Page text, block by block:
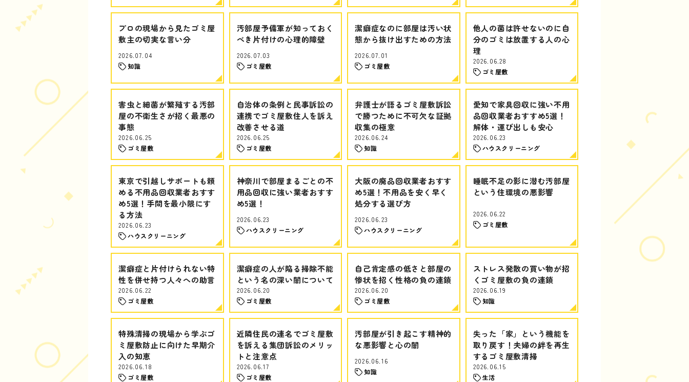
プロの現場から見たゴミ屋
敷主の切実な言い分
2026.07.04
知識
汚部屋予備軍が知っておく
べき片付けの心理的障壁
2026.07.03
ゴミ屋敷
潔癖症なのに部屋は汚い状
態から抜け出すための方法
2026.07.01
ゴミ屋敷
他人の菌は許せないのに自
分のゴミは放置する人の心
理
2026.06.28
ゴミ屋敷
害虫と細菌が繁殖する汚部
屋の不衛生さが招く最悪の
事態
2026.06.25
ゴミ屋敷
自治体の条例と民事訴訟の
連携でゴミ屋敷住人を訴え
改善させる道
2026.06.25
ゴミ屋敷
弁護士が語るゴミ屋敷訴訟
で勝つために不可欠な証拠
収集の極意
2026.06.24
知識
愛知で家具回収に強い不用
品回収業者おすすめ5選！
解体・運び出しも安心
2026.06.23
ハウスクリーニング
東京で引越しサポートも頼
める不用品回収業者おすす
め5選！手間を最小限にす
る方法
2026.06.23
ハウスクリーニング
神奈川で部屋まるごとの不
用品回収に強い業者おすす
め5選！
2026.06.23
ハウスクリーニング
大阪の廃品回収業者おすす
め5選！不用品を安く早く
処分する選び方
2026.06.23
ハウスクリーニング
睡眠不足の影に潜む汚部屋
という住環境の悪影響
2026.06.22
ゴミ屋敷
潔癖症と片付けられない特
性を併せ持つ人々への助言
2026.06.22
ゴミ屋敷
潔癖症の人が陥る掃除不能
という名の深い闇について
2026.06.20
ゴミ屋敷
自己肯定感の低さと部屋の
惨状を招く性格の負の連鎖
2026.06.20
ゴミ屋敷
ストレス発散の買い物が招
くゴミ屋敷の負の連鎖
2026.06.19
知識
特殊清掃の現場から学ぶゴ
ミ屋敷防止に向けた早期介
入の知恵
2026.06.18
ゴミ屋敷
近隣住民の連名でゴミ屋敷
を訴える集団訴訟のメリッ
トと注意点
2026.06.17
ゴミ屋敷
汚部屋が引き起こす精神的
な悪影響と心の闇
2026.06.16
知識
失った「家」という機能を
取り戻す！夫婦の絆を再生
するゴミ屋敷清掃
2026.06.15
生活